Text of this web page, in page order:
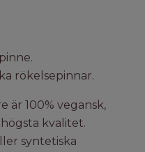
rökelsepinnar.
är 100% vegansk,
kvalitet.
syntetiska